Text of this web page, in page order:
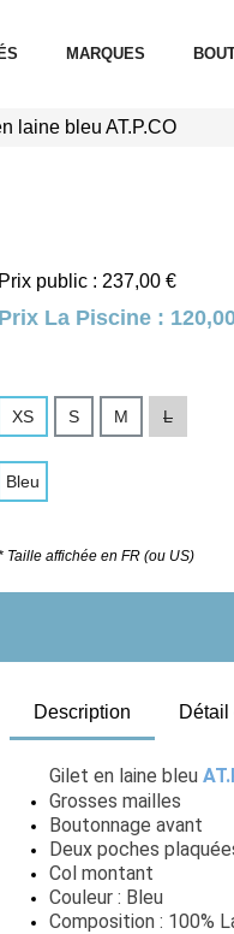
MARQUES
laine bleu AT.P.CO
Prix public : 237,00 €
Prix La Piscine :
XS S M L
Bleu
Taille affichée en FR (ou US)
Description Détail
Gilet en laine bleu
Grosses mailles
Boutonnage avant
Deux poches
Col montant
Couleur : Bleu
Composition : 100%